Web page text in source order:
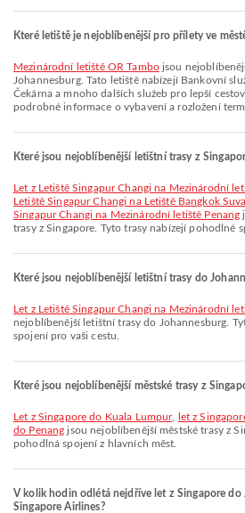
Které letiště je nejoblíbenější pro přílety ve
Mezinárodní letiště OR Tambojsou
Johannesburg. Tato letiště nabízejí Bankovní
Čekárna a mnoho dalších služeb pro lepší
podrobné informace o vybavení a rozložení
Které jsou nejoblíbenější letištní trasy z
let z Letiště Singapur Changi na Mezinárodní
Letiště Singapur Changi na Letiště Bangkok
Singapur Changi na Mezinárodní letiště Penang
trasy z Singapore. Tyto trasy nabízejí pohodlné
Které jsou nejoblíbenější letištní trasy do
let z Letiště Singapur Changi na Mezinárodní
nejoblíbenější letištní trasy do Johannesburg.
spojení pro vaši cestu.
Které jsou nejoblíbenější městské trasy z
let z Singapore do Kuala Lumpur, let z
do Penang jsou nejoblíbenější městské trasy z
pohodlná spojení z hlavních měst.
V kolik hodin odlétá nejdříve let z Singapore do
Singapore Airlines?